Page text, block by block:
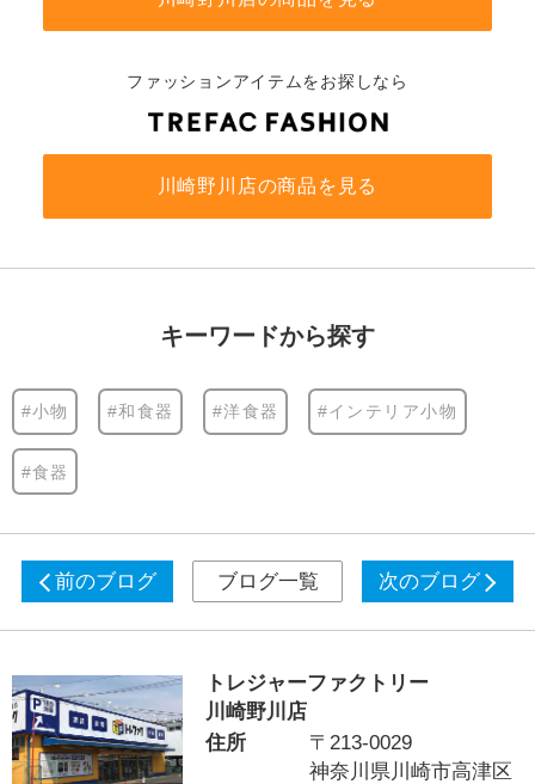
ファッションアイテムをお探しなら
川崎野川店の商品を見る
キーワードから探す
#小物 #和食器 #洋食器 #インテリア小物
#食器
前のブログ ブログ一覧 次のブログ
トレジャーファクトリー
川崎野川店
住所
〒213-0029
神奈川県川崎市高津区